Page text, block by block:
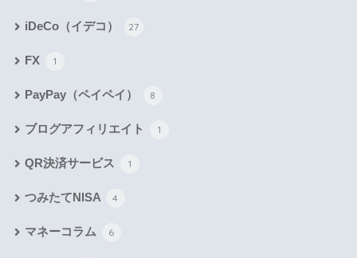
iDeCo（イデコ） 27
FX 1
PayPay（ペイペイ） 8
ブログアフィリエイト 1
QR決済サービス 1
つみたてNISA 4
マネーコラム 6